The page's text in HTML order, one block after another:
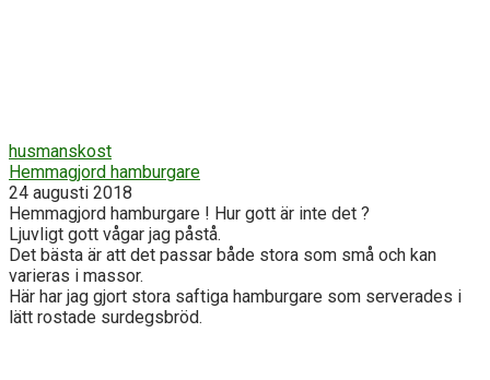
husmanskost
Hemmagjord hamburgare
24 augusti 2018
Hemmagjord hamburgare ! Hur gott är inte det ?
Ljuvligt gott vågar jag påstå.
Det bästa är att det passar både stora som små och kan
varieras i massor.
Här har jag gjort stora saftiga hamburgare som serverades i
lätt rostade surdegsbröd.